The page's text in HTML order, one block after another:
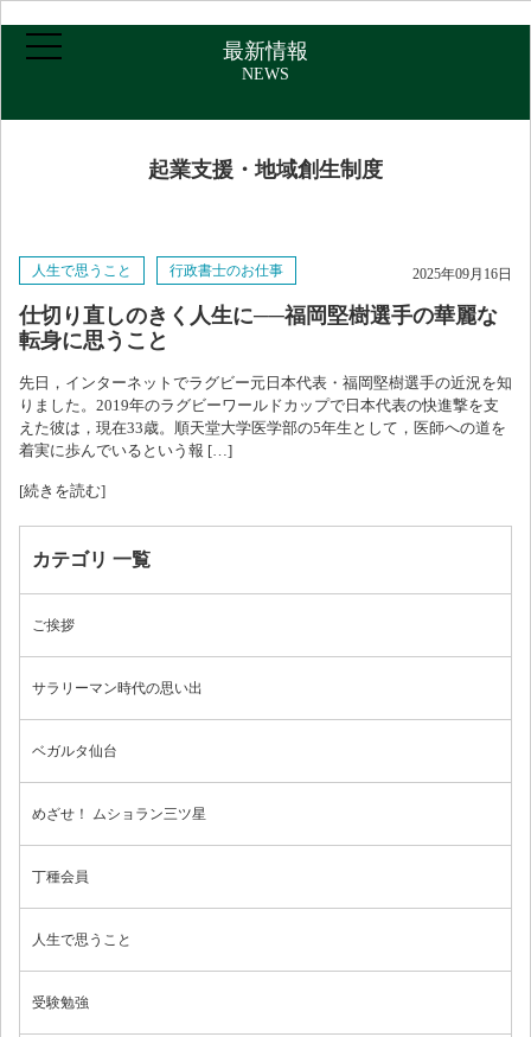
アクセス
最新情報
NEWS
起業支援・地域創生制度
人生で思うこと 行政書士のお仕事 2025年09月16日
仕切り直しのきく人生に──福岡堅樹選手の華麗な
転身に思うこと
先日，インターネットでラグビー元日本代表・福岡堅樹選手の近況を知
りました。2019年のラグビーワールドカップで日本代表の快進撃を支
えた彼は，現在33歳。順天堂大学医学部の5年生として，医師への道を
着実に歩んでいるという報 […]
[続きを読む]
カテゴリ 一覧
ご挨拶
サラリーマン時代の思い出
ベガルタ仙台
めざせ！ ムショラン三ツ星
丁種会員
人生で思うこと
受験勉強